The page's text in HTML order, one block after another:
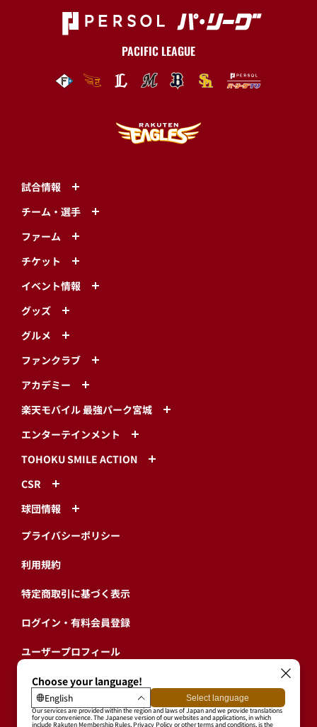
PACIFIC LEAGUE
試合情報
チーム・選手
ファーム
チケット
イベント情報
グッズ
グルメ
ファンクラブ
アカデミー
楽天モバイル 最強パーク宮城
エンターテインメント
TOHOKU SMILE ACTION
CSR
球団情報
プライバシーポリシー
利用規約
特定商取引に基づく表示
ログイン・有料会員登録
ユーザープロフィール
会員情報引継ぎ
退会